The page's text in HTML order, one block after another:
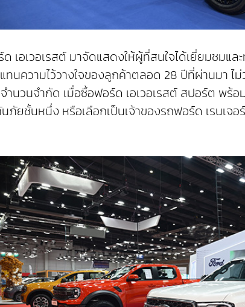
เอเวอเรสต์ มาจัดแสดงให้ผู้ที่สนใจได้เยี่ยมชมแ
ความไว้วางใจของลูกค้าตลอด 28 ปีที่ผ่านมา ไม่
นวนจำกัด เมื่อซื้อฟอร์ด เอเวอเรสต์ สปอร์ต พร้อ
ยชั้นหนึ่ง หรือเลือกเป็นเจ้าของรถฟอร์ด เรนเจ